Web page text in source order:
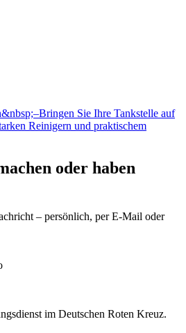
Sie Ihre Tankstelle auf
Reinigern und praktischem
oder haben
– persönlich, per E-Mail oder
im Deutschen Roten Kreuz.